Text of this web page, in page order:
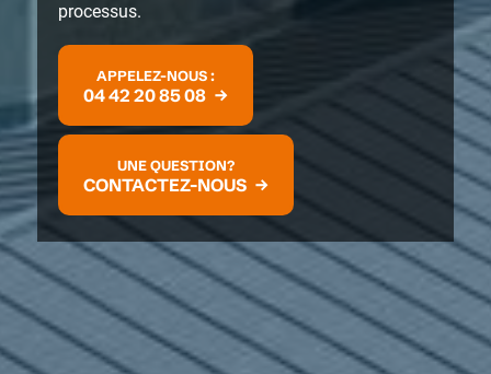
processus.
APPELEZ-NOUS :
04 42 20 85 08
UNE QUESTION?
CONTACTEZ-NOUS